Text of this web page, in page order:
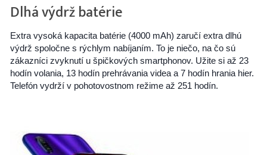
Dlhá výdrž batérie
Extra vysoká kapacita batérie (4000 mAh) zaručí extra dlhú
výdrž spoločne s rýchlym nabíjaním. To je niečo, na čo sú
zákazníci zvyknutí u špičkových smartphonov. Užite si až 23
hodín volania, 13 hodín prehrávania videa a 7 hodín hrania hier.
Telefón vydrží v pohotovostnom režime až 251 hodín.